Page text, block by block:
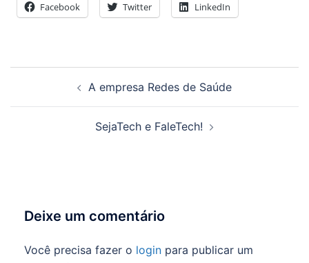
Facebook Twitter LinkedIn
A empresa Redes de Saúde
SejaTech e FaleTech!
Deixe um comentário
Você precisa fazer o login para publicar um